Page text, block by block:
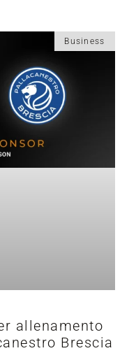
Business
allenamento
Brescia